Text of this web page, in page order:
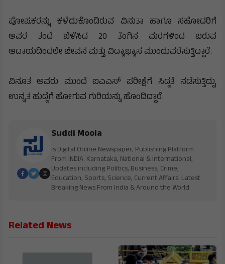
ಪೋಷಕರನ್ನು ಕಳೆದುಕೊಂಡಿರುವ ವಿನುತಾ ಹಾಗೂ ಸಹೋದರಿಗೆ
ಅವರ ತಂದೆ ಬೆಳೆಸಿದ 20 ತೆಂಗಿನ ಮರಗಳಿಂದ ಬರುವ
ಆದಾಯದಿಂದಲೇ ಜೀವನ ಮತ್ತು ವಿದ್ಯಾಭ್ಯಾಸ ಮುಂದುವರೆಸುತ್ತಿದ್ದಾರೆ.
ವಿನೂತ ಅವರು ಮುಂದೆ ಐಎಎಸ್ ಪರೀಕ್ಷೆಗೆ ಸಿದ್ದತೆ ನಡೆಸುತ್ತಿದ್ದು,
ಉನ್ನತ ಹುದ್ದೆಗೆ ಹೋಗುವ ಗುರಿಯನ್ನು ಹೊಂದಿದ್ದಾರೆ.
Suddi Moola
is Digital Online Newspaper, Publishing Platform
From INDIA. Karnataka, National & International,
Updates including Politics, Business, Crime,
Education, Sports, Science, Current Affairs. Latest
Breaking News From India & Around the World.
Related News